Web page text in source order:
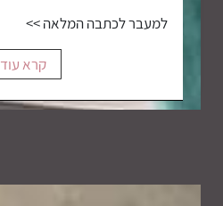
למעבר לכתבה המלאה >>
קרא עוד